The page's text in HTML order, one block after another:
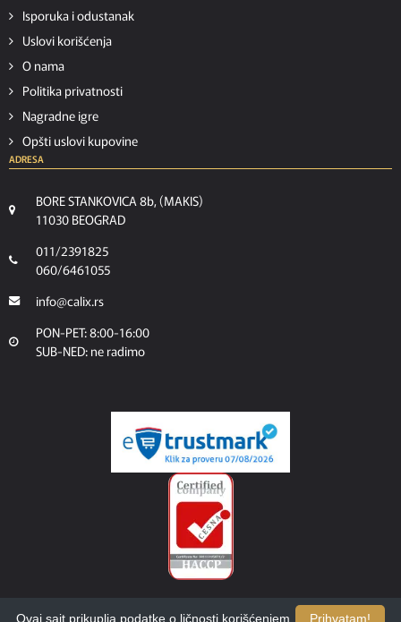
Isporuka i odustanak
Uslovi korišćenja
O nama
Politika privatnosti
Nagradne igre
Opšti uslovi kupovine
ADRESA
BORE STANKOVICA 8b, (MAKIS)
11030 BEOGRAD
011/2391825
060/6461055
info@calix.rs
PON-PET: 8:00-16:00
SUB-NED: ne radimo
Prihvatam!
Ovaj sajt prikuplja podatke o ličnosti korišćenjem